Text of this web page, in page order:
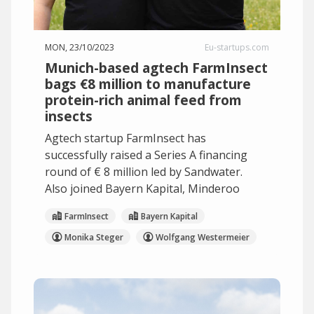
MON, 23/10/2023 Eu-startups.com
Munich-based agtech FarmInsect
bags €8 million to manufacture
protein-rich animal feed from
insects
Agtech startup FarmInsect has
successfully raised a Series A financing
round of € 8 million led by Sandwater.
Also joined Bayern Kapital, Minderoo
FarmInsect
Bayern Kapital
Monika Steger
Wolfgang Westermeier